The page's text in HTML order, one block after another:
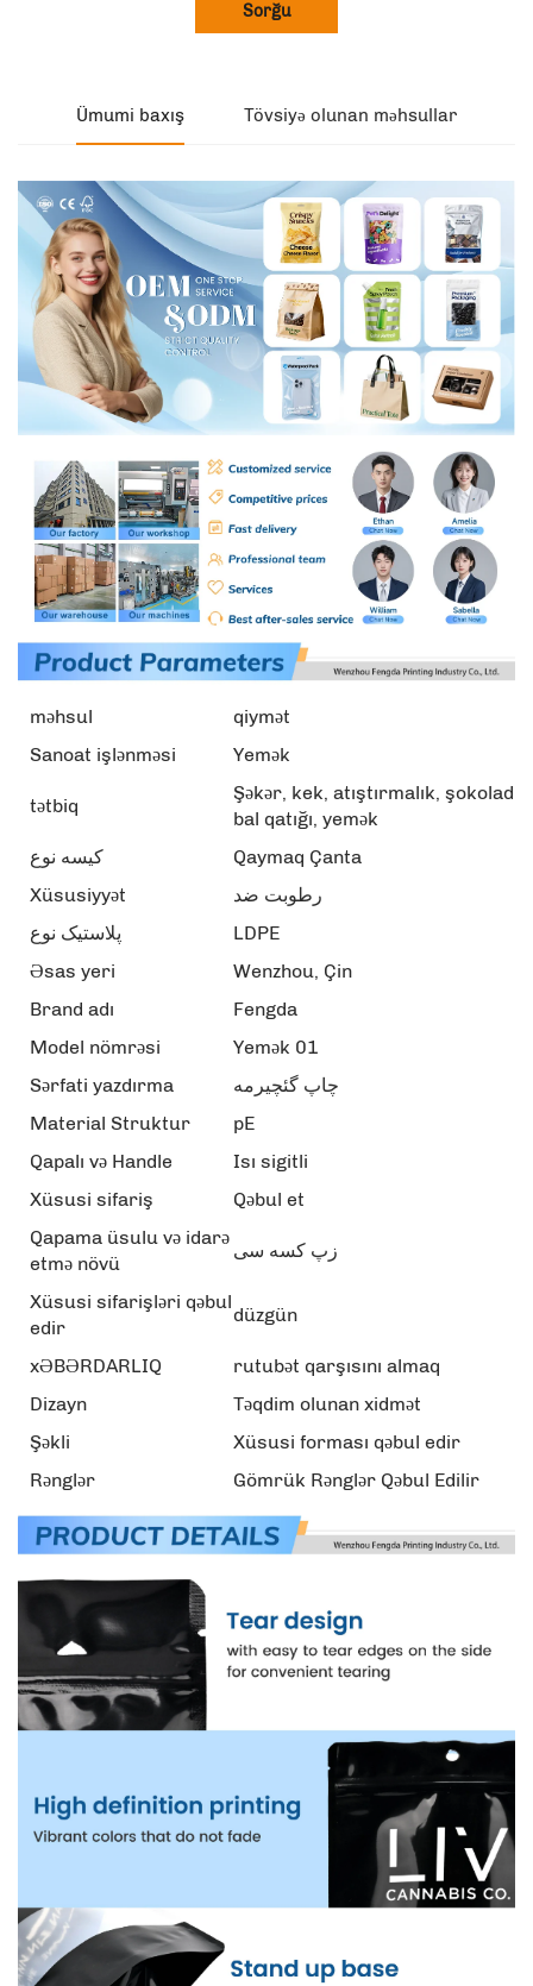
Sorğu
Ümumi baxış Tövsiyə olunan məhsullar
məhsul
qiymət
Sanoat işlənməsi
Yemək
tətbiq
Şəkər, kek, atıştırmalık, şokolad,
bal qatığı, yemək
کیسه نوع
Qaymaq Çanta
Xüsusiyyət
رطوبت ضد
پلاستیک نوع
LDPE
Əsas yeri
Wenzhou, Çin
Brand adı
Fengda
Model nömrəsi
Yemək 01
Sərfati yazdırma
چاپ گئچیرمه
Material Struktur
pE
Qapalı və Handle
Isı sigitli
Xüsusi sifariş
Qəbul et
Qapama üsulu və idarə
etmə növü
زپ کسه سی
Xüsusi sifarişləri qəbul
edir
düzgün
xƏBƏRDARLIQ
rutubət qarşısını almaq
Dizayn
Təqdim olunan xidmət
Şəkli
Xüsusi forması qəbul edir
Rənglər
Gömrük Rənglər Qəbul Edilir